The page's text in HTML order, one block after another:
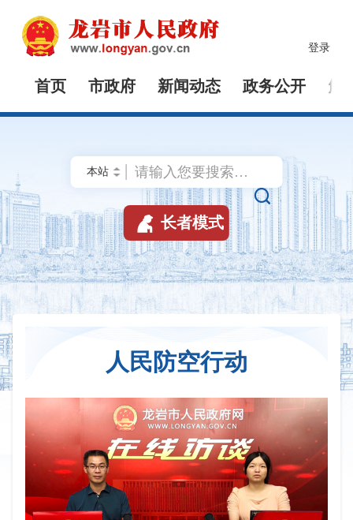
登录
首页 市政府 新闻动态 政务公开 解

 长者模式
人民防空行动